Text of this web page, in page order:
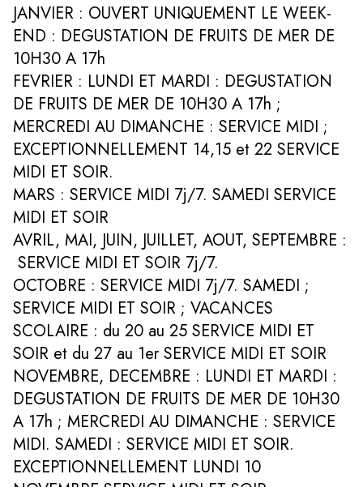
JANVIER : OUVERT UNIQUEMENT LE WEEK-
END : DEGUSTATION DE FRUITS DE MER DE
10H30 A 17h
FEVRIER : LUNDI ET MARDI : DEGUSTATION
DE FRUITS DE MER DE 10H30 A 17h ;
MERCREDI AU DIMANCHE : SERVICE MIDI ;
EXCEPTIONNELLEMENT 14,15 et 22 SERVICE
MIDI ET SOIR.
MARS : SERVICE MIDI 7j/7. SAMEDI SERVICE
MIDI ET SOIR
AVRIL, MAI, JUIN, JUILLET, AOUT, SEPTEMBRE :
SERVICE MIDI ET SOIR 7j/7.
OCTOBRE : SERVICE MIDI 7j/7. SAMEDI ;
SERVICE MIDI ET SOIR ; VACANCES
SCOLAIRE : du 20 au 25 SERVICE MIDI ET
SOIR et du 27 au 1er SERVICE MIDI ET SOIR
NOVEMBRE, DECEMBRE : LUNDI ET MARDI :
DEGUSTATION DE FRUITS DE MER DE 10H30
A 17h ; MERCREDI AU DIMANCHE : SERVICE
MIDI. SAMEDI : SERVICE MIDI ET SOIR.
EXCEPTIONNELLEMENT LUNDI 10